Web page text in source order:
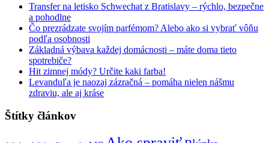
Transfer na letisko Schwechat z Bratislavy – rýchlo, bezpečne
a pohodlne
Čo prezrádzate svojím parfémom? Alebo ako si vybrať vôňu
podľa osobnosti
Základná výbava každej domácnosti – máte doma tieto
spotrebiče?
Hit zimnej módy? Určite kaki farba!
Levanduľa je naozaj zázračná – pomáha nielen nášmu
zdraviu, ale aj kráse
Štítky článkov